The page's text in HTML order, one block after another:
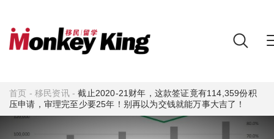
首页 -移民资讯-截止2020-21财年，这款签证竟有114,359份积
压申请，审理完至少要25年！别再以为交钱就能万事大吉了！